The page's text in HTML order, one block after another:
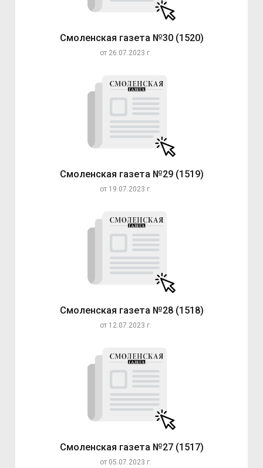
Смоленская газета №30 (1520)
от 26.07.2023 г.
Смоленская газета №29 (1519)
от 19.07.2023 г.
Смоленская газета №28 (1518)
от 12.07.2023 г.
Смоленская газета №27 (1517)
от 05.07.2023 г.